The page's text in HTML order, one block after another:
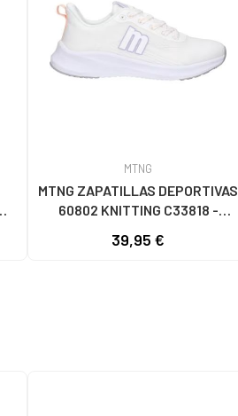
MTNG
MTNG ZAPATILLAS DEPORTIVAS
60802 KNITTING C33818 -
39,95 €